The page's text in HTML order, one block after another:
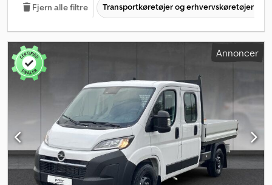
Fjern alle filtre Transportkøretøjer og erhvervskøretøjer
Annoncer